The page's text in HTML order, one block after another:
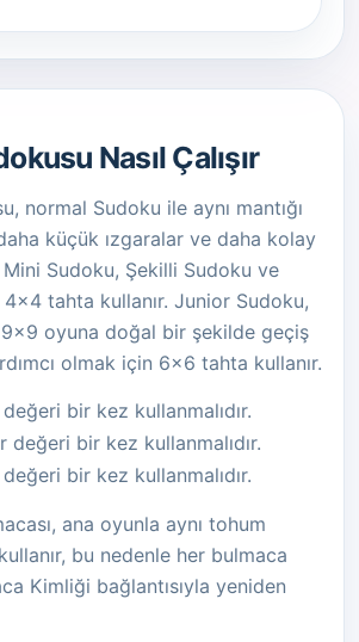
Nasıl Çalışır
normal Sudoku ile aynı mantığı
küçük ızgaralar ve daha kolay
Sudoku, Şekilli Sudoku ve
tahta kullanır. Junior Sudoku,
oyuna doğal bir şekilde geçiş
olmak için 6x6 tahta kullanır.
bir kez kullanmalıdır.
değeri bir kez kullanmalıdır.
bir kez kullanmalıdır.
ana oyunla aynı tohum
bu nedenle her bulmaca
Kimliği bağlantısıyla yeniden